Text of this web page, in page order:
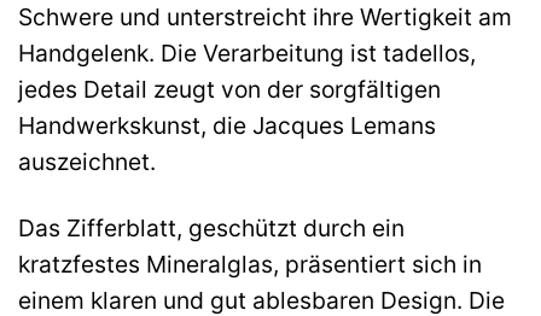
Schwere und unterstreicht ihre Wertigkeit am
Handgelenk. Die Verarbeitung ist tadellos,
jedes Detail zeugt von der sorgfältigen
Handwerkskunst, die Jacques Lemans
auszeichnet.
Das Zifferblatt, geschützt durch ein
kratzfestes Mineralglas, präsentiert sich in
einem klaren und gut ablesbaren Design. Die